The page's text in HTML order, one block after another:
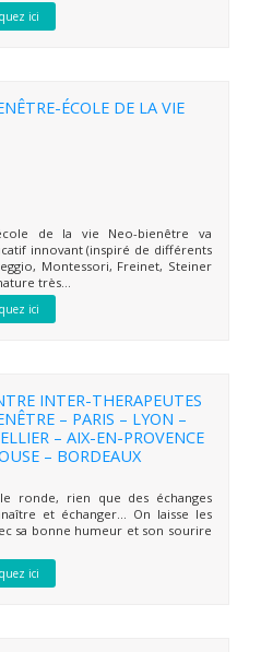
ici
ÉCOLE DE LA VIE
de la vie Neo-bienêtre va
innovant (inspiré de différents
Montessori, Freinet, Steiner
très...
ici
INTER-THERAPEUTES
– PARIS – LYON –
– AIX-EN-PROVENCE
– BORDEAUX
ronde, rien que des échanges
et échanger… On laisse les
sa bonne humeur et son sourire
ici